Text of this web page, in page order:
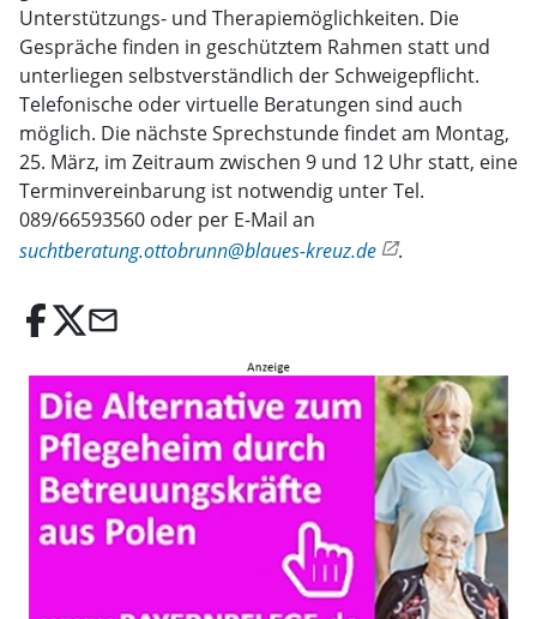
Unterstützungs- und Therapiemöglichkeiten. Die
Gespräche finden in geschütztem Rahmen statt und
unterliegen selbstverständlich der Schweigepflicht.
Telefonische oder virtuelle Beratungen sind auch
möglich. Die nächste Sprechstunde findet am Montag,
25. März, im Zeitraum zwischen 9 und 12 Uhr statt, eine
Terminvereinbarung ist notwendig unter Tel.
089/66593560 oder per E-Mail an
suchtberatung.ottobrunn@blaues-kreuz.de
.
email